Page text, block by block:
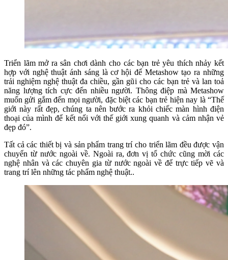
Triển lãm mở ra sân chơi dành cho các bạn trẻ yêu thích nhảy kết
hợp với nghệ thuật ánh sáng là cơ hội để Metashow tạo ra những
trải nghiệm nghệ thuật đa chiều, gần gũi cho các bạn trẻ và lan toả
năng lượng tích cực đến nhiều người. Thông điệp mà Metashow
muốn gửi gắm đến mọi người, đặc biệt các bạn trẻ hiện nay là “Thế
giới này rất đẹp, chúng ta nên bước ra khỏi chiếc màn hình điện
thoại của mình để kết nối với thế giới xung quanh và cảm nhận vẻ
đẹp đó”.
Tất cả các thiết bị và sản phẩm trang trí cho triển lãm đều được vận
chuyển từ nước ngoài về. Ngoài ra, đơn vị tổ chức cũng mời các
nghệ nhân và các chuyên gia từ nước ngoài về để trực tiếp vẽ và
trang trí lên những tác phẩm nghệ thuật..